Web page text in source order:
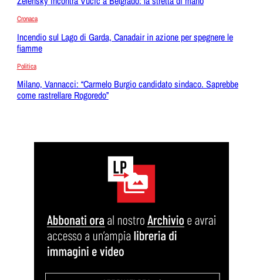
Cronaca
Incendio sul Lago di Garda, Canadair in azione per spegnere le
fiamme
Politica
Milano, Vannacci: “Carmelo Burgio candidato sindaco. Saprebbe
come rastrellare Rogoredo”